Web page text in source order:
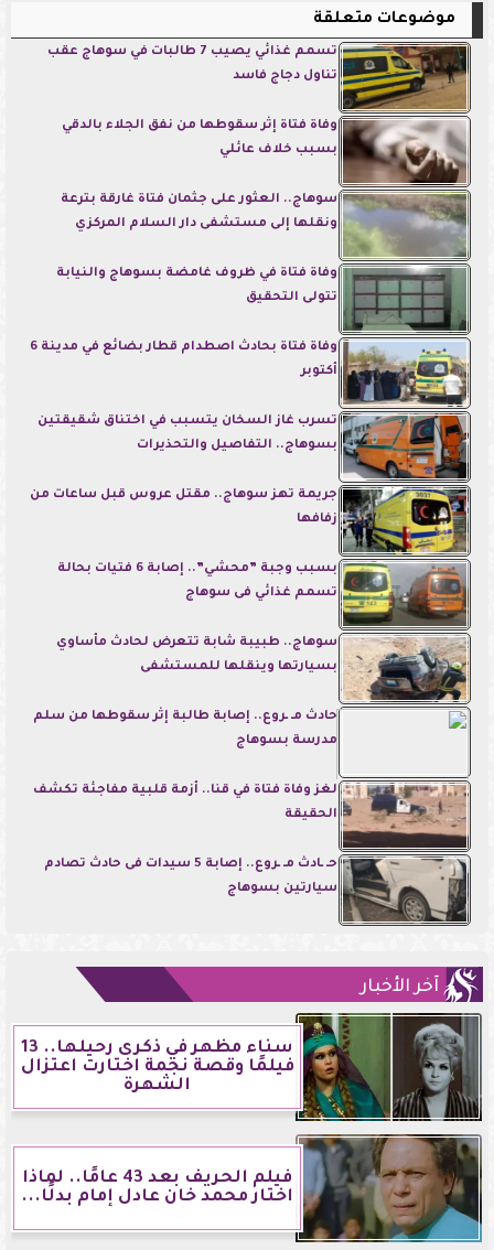
موضوعات متعلقة
تسمم غذائي يصيب 7 طالبات في سوهاج عقب
تناول دجاج فاسد
وفاة فتاة إثر سقوطها من نفق الجلاء بالدقي
بسبب خلاف عائلي
سوهاج.. العثور على جثمان فتاة غارقة بترعة
ونقلها إلى مستشفى دار السلام المركزي
وفاة فتاة في ظروف غامضة بسوهاج والنيابة
تتولى التحقيق
وفاة فتاة بحادث اصطدام قطار بضائع في مدينة 6
أكتوبر
تسرب غاز السخان يتسبب في اختناق شقيقتين
بسوهاج.. التفاصيل والتحذيرات
جريمة تهز سوهاج.. مقتل عروس قبل ساعات من
زفافها
بسبب وجبة ”محشي”.. إصابة 6 فتيات بحالة
تسمم غذائي فى سوهاج
سوهاج.. طبيبة شابة تتعرض لحادث مأساوي
بسيارتها وينقلها للمستشفى
حادث مـ ـروع.. إصابة طالبة إثر سقوطها من سلم
مدرسة بسوهاج
لغز وفاة فتاة في قنا.. أزمة قلبية مفاجئة تكشف
الحقيقة
حـ ـادث مـ ـروع.. إصابة 5 سيدات فى حادث تصادم
سيارتين بسوهاج
آخر الأخبار
سناء مظهر في ذكرى رحيلها.. 13
فيلمًا وقصة نجمة اختارت اعتزال
الشهرة
فيلم الحريف بعد 43 عامًا.. لماذا
اختار محمد خان عادل إمام بدلًا...